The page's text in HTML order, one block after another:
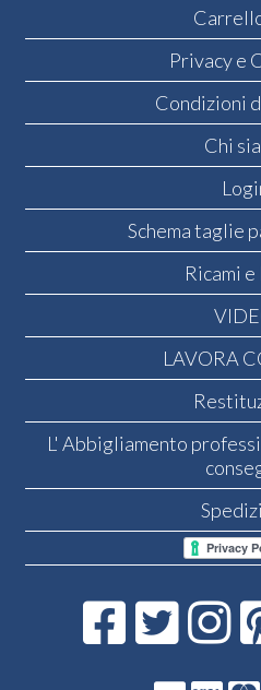
Privacy e
Condizioni
Chi
Schema taglie
Ricami e
LAVORA
L' Abbigliamento